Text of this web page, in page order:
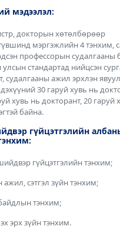
мэдээлэл:
докторын хөтөлбөрөөр
мэргэжлийн 4 тэнхим,
профессорын судалгааны
стандартад нийцсэн
судалгааны ажил эрхлэн
30 гаруй хувь нь
хувь нь докторант, 20 гаруй
байна.
гүйцэтгэлийн
гүйцэтгэлийн тэнхим;
сэтгэл зүйн тэнхим;
тэнхим;
эрх зүйн тэнхим.